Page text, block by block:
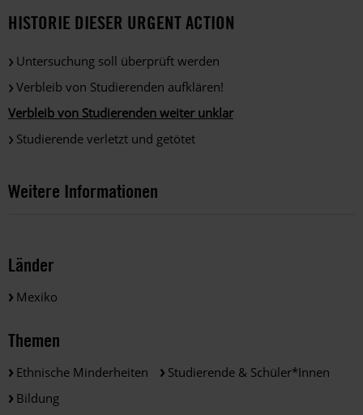
HISTORIE DIESER URGENT ACTION
Untersuchung soll überprüft werden
Verbleib von Studierenden aufklären!
Verbleib von Studierenden weiter unklar
Studierende verletzt und getötet
Weitere Informationen
Länder
Mexiko
Themen
Ethnische Minderheiten
Studierende & Schüler*innen
Bildung